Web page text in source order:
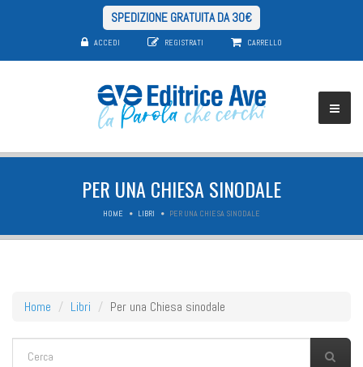
SPEDIZIONE GRATUITA DA 30€
ACCEDI REGISTRATI CARRELLO
PER UNA CHIESA SINODALE
HOME LIBRI PER UNA CHIESA SINODALE
Home Libri Per una Chiesa sinodale
FORM DI RICERCA